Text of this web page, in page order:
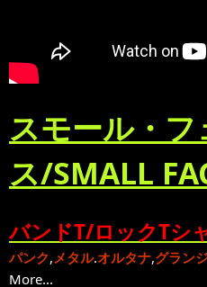
スモール・フ
ス/SMALL
バンドT/ロックTシ
パンク, メタル.オルタナ,グラン
More...